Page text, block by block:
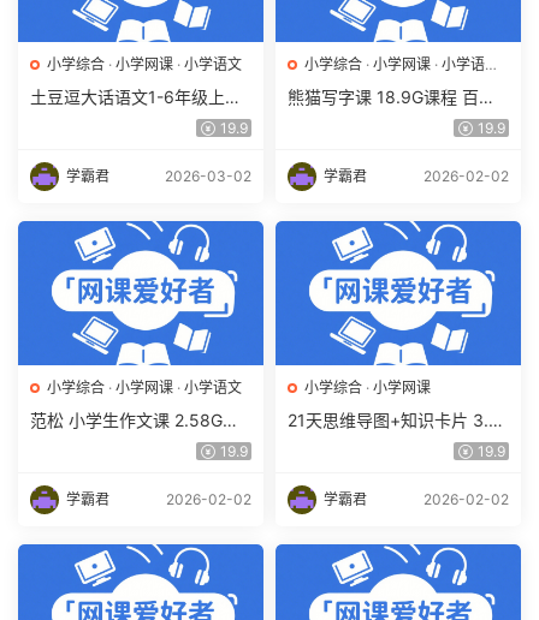
小学综合 · 小学网课 · 小学语文
土豆逗大话语文1-6年级上册
合集趣味动画课(人教 部编)百
19.9
学霸君 2026-03-02
小学综合 · 小学网课 · 小学语文
幼儿启蒙
熊猫写字课 18.9G课程 百度
网盘下载 学前教育/小学/亲子
19.9
学霸君 2026-02-02
小学综合 · 小学网课 · 小学语文
范松 小学生作文课 2.58G百
度网盘下载 快速提高小学生19.9
学霸君 2026-02-02
小学综合 · 小学网课
21天思维导图+知识卡片 3.4
6G课程百度网盘下载,XMind
19.9
学霸君 2026-02-02